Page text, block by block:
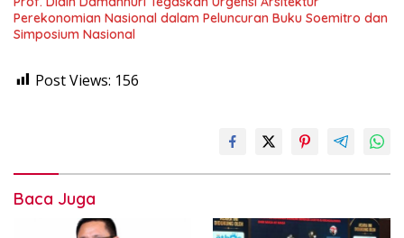
Perekonomian Nasional dalam Peluncuran Buku Soemitro dan
Simposium Nasional
Post Views: 156
Baca Juga